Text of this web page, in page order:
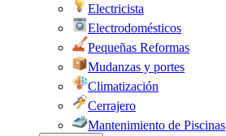
Electricista
Electrodomésticos
Pequeñas Reformas
Mudanzas y portes
Climatización
Cerrajero
Mantenimiento de Piscinas